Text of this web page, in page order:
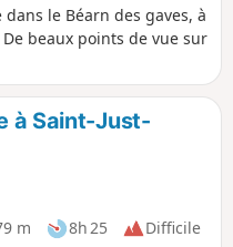
le Béarn des gaves, à
beaux points de vue sur
à Saint-Just-
m 8h 25
Difficile